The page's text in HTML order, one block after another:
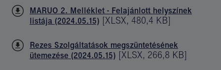
MARUO 2. Melléklet - Felajánlott helyszínek
listája (2024.05.15) [XLSX, 480,4 KB]
Rezes Szolgáltatások megszüntetésének
ütemezése (2024.05.15) [XLSX, 266,8 KB]